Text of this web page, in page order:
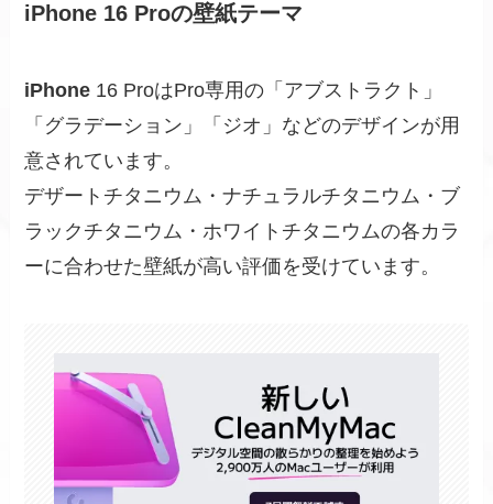
iPhone 16 Proの壁紙テーマ
iPhone 16 ProはPro専用の「アブストラクト」
「グラデーション」「ジオ」などのデザインが用
意されています。
デザートチタニウム・ナチュラルチタニウム・ブ
ラックチタニウム・ホワイトチタニウムの各カラ
ーに合わせた壁紙が高い評価を受けています。